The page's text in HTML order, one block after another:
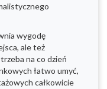
wygodę
ale też
na co dzień
łatwo umyć,
całkowicie